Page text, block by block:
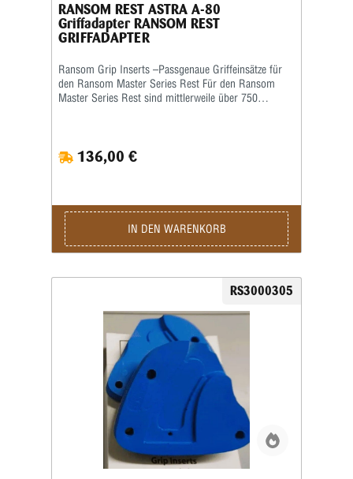
RANSOM REST ASTRA A-80
Griffadapter RANSOM REST
GRIFFADAPTER
Ransom Grip Inserts –Passgenaue Griffeinsätze für
den Ransom Master Series Rest Für den Ransom
Master Series Rest sind mittlerweile über 750
ermöglichen eine sichere sowie wiederholgenaue
Aufnahme der Waffe im Schießstand. Viele Grip
reproduzierbare Schussergebnisse empfiehlt Ransom
jedoch, stets den speziell für das jeweilige
Waffenmodell vorgesehenen Griffeinsatz zu
verwenden. Das Produktbild ist ein Beispielbild!
136,00 €
IN DEN WARENKORB
RS3000305